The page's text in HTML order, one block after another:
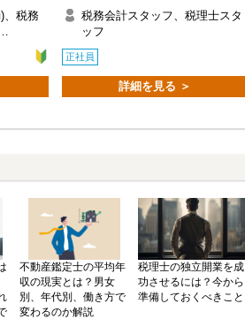
、税務
税務会計スタッフ、税理士スタ
ッフ
正社員
詳細を見る ＞
不動産鑑定士の平均年
収の現実とは？男女
別、年代別、働き方で
変わるのか解説
税理士の独立開業を成
功させるには？今から
準備しておくべきこと